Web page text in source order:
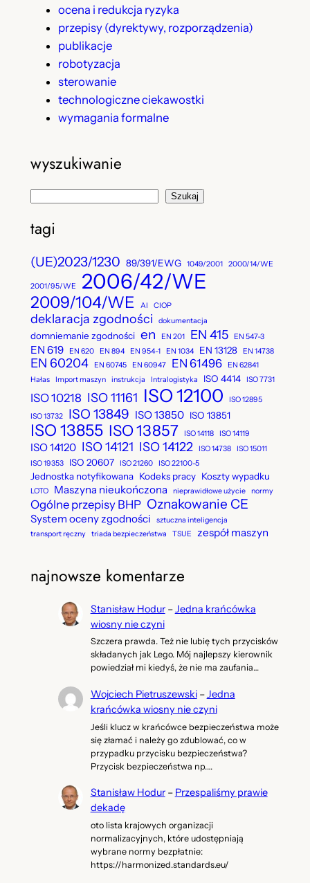
ocena i redukcja ryzyka
przepisy (dyrektywy, rozporządzenia)
publikacje
robotyzacja
sterowanie
technologiczne ciekawostki
wymagania formalne
wyszukiwanie
u
a
j
Szukaj
tagi
(UE)2023/1230 89/391/EWG 1049/2001 2000/14/WE
2001/95/WE 2006/42/WE
2009/104/WE AI CIOP
deklaracja zgodności dokumentacja
domniemanie zgodności en EN 201 EN 415 EN 547-3
EN 619 EN 620 EN 894 EN 954-1 EN 1034 EN 13128 EN 14738
EN 60204 EN 60745 EN 60947 EN 61496
EN 62841
Hałas
Import maszyn instrukcja Intralogistyka ISO 4414 ISO 7731
ISO 10218 ISO 11161 ISO 12100
ISO 12895
ISO 13732
ISO 13849 ISO 13850 ISO 13851
ISO 13855 ISO 13857 ISO 14118 ISO 14119
ISO 14120 ISO 14121 ISO 14122 ISO 14738
ISO 15011
ISO 19353
ISO 20607 ISO 21260 ISO 22100-5
Jednostka notyfikowana Kodeks pracy Koszty wypadku
LOTO Maszyna nieukończona nieprawidłowe użycie normy
Ogólne przepisy BHP Oznakowanie CE
System oceny zgodności
sztuczna inteligencja
transport ręczny
triada bezpieczeństwa TSUE zespół maszyn
najnowsze komentarze
Stanisław Hodur–Jedna krańcówka
wiosny nie czyni
Szczera prawda. Też nie lubię tych przycisków
składanych jak Lego. Mój najlepszy kierownik
powiedział mi kiedyś, że nie ma zaufania…
Wojciech Pietruszewski–Jedna
krańcówka wiosny nie czyni
Jeśli klucz w krańcówce bezpieczeństwa może
się złamać i należy go zdublować, co w
przypadku przycisku bezpieczeństwa?
Przycisk bezpieczeństwa np.…
Stanisław Hodur– Przespaliśmy prawie
dekadę
oto lista krajowych organizacji
normalizacyjnych, które udostępniają
wybrane normy bezpłatnie:
https://harmonized.standards.eu/